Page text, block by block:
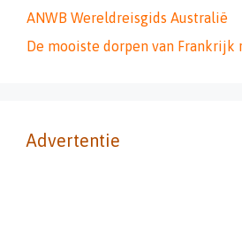
ANWB Wereldreisgids Australië
De mooiste dorpen van Frankrijk
Advertentie